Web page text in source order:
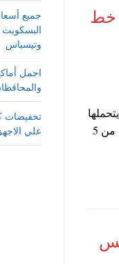
خط
خط التليفون الارضي ، بعدما تم زيادة سرعات الانترنت في مصر بداية من 5
وتيسباس
اجمل
والمحافظات
علي